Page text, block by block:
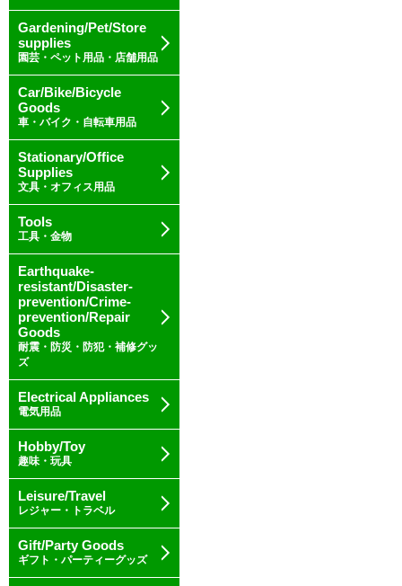
Gardening/Pet/Store
supplies
園芸・ペット用品・店舗用品
Car/Bike/Bicycle
Goods
車・バイク・自転車用品
Stationary/Office
Supplies
文具・オフィス用品
Tools
工具・金物
Earthquake-
resistant/Disaster-
prevention/Crime-
prevention/Repair
Goods
耐震・防災・防犯・補修グッ
ズ
Electrical Appliances
電気用品
Hobby/Toy
趣味・玩具
Leisure/Travel
レジャー・トラベル
Gift/Party Goods
ギフト・パーティーグッズ